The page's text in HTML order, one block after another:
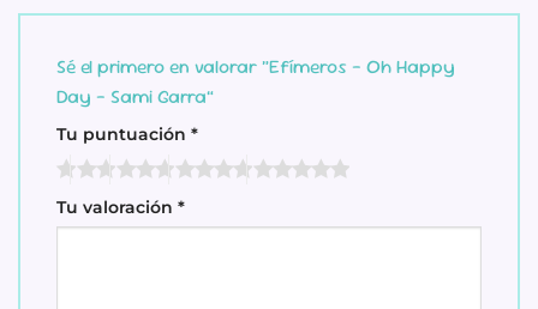
Sé el primero en valorar “Efímeros – Oh Happy
Day – Sami Garra”
Tu puntuación *
Tu valoración *